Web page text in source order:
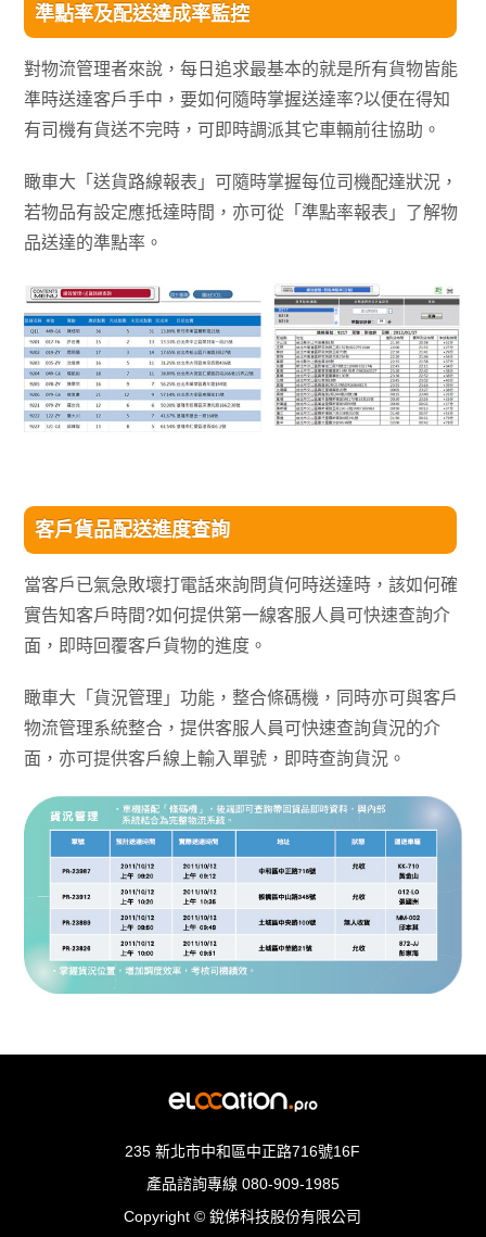
準點率及配送達成率監控
對物流管理者來說，每日追求最基本的就是所有貨物皆能
準時送達客戶手中，要如何隨時掌握送達率?以便在得知
有司機有貨送不完時，可即時調派其它車輛前往協助。
瞰車大「送貨路線報表」可隨時掌握每位司機配達狀況，
若物品有設定應抵達時間，亦可從「準點率報表」了解物
品送達的準點率。
客戶貨品配送進度查詢
當客戶已氣急敗壞打電話來詢問貨何時送達時，該如何確
實告知客戶時間?如何提供第一線客服人員可快速查詢介
面，即時回覆客戶貨物的進度。
瞰車大「貨況管理」功能，整合條碼機，同時亦可與客戶
物流管理系統整合，提供客服人員可快速查詢貨況的介
面，亦可提供客戶線上輸入單號，即時查詢貨況。
235 新北市中和區中正路716號16F
產品諮詢專線 080-909-1985
Copyright © 銳俤科技股份有限公司